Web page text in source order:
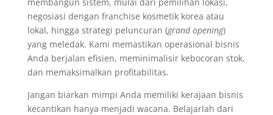
negosiasi dengan franchise kosmetik korea atau
lokal, hingga strategi peluncuran (grand opening)
yang meledak. Kami memastikan operasional bisnis
Anda berjalan efisien, meminimalisir kebocoran stok,
dan memaksimalkan profitabilitas.
Jangan biarkan mimpi Anda memiliki kerajaan bisnis
kecantikan hanya menjadi wacana. Belajarlah dari